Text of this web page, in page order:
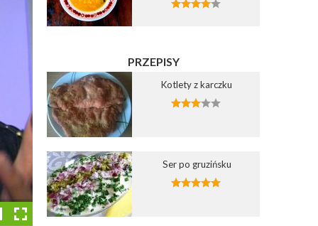
PRZEPISY
Kotlety z karczku
Ser po gruzińsku